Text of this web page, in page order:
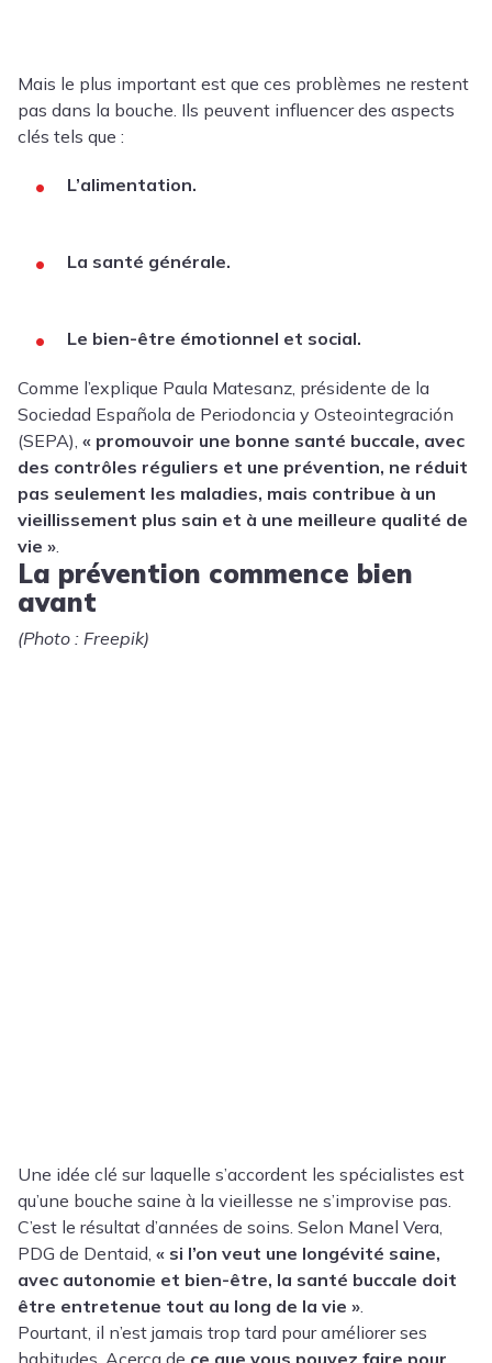
Mais le plus important est que ces problèmes ne restent
pas dans la bouche. Ils peuvent influencer des aspects
clés tels que :
L’alimentation.
La santé générale.
Le bien-être émotionnel et social.
Comme l’explique Paula Matesanz , présidente de la
Sociedad Española de Periodoncia y Osteointegración
(SEPA), « promouvoir une bonne santé buccale, avec
des contrôles réguliers et une prévention, ne réduit
pas seulement les maladies, mais contribue à un
vieillissement plus sain et à une meilleure qualité de
vie »
La prévention commence bien
avant
(Photo : Freepik)
Une idée clé sur laquelle s’accordent les spécialistes est
qu’une bouche saine à la vieillesse ne s’improvise pas.
C’est le résultat d’années de soins. Selon Manel Vera,
PDG de Dentaid, « si l’on veut une longévité saine,
avec autonomie et bien-être, la santé buccale doit
être entretenue tout au long de la vie »
Pourtant, il n’est jamais trop tard pour améliorer ses
habitudes. Acerca de ce que vous pouvez faire pour